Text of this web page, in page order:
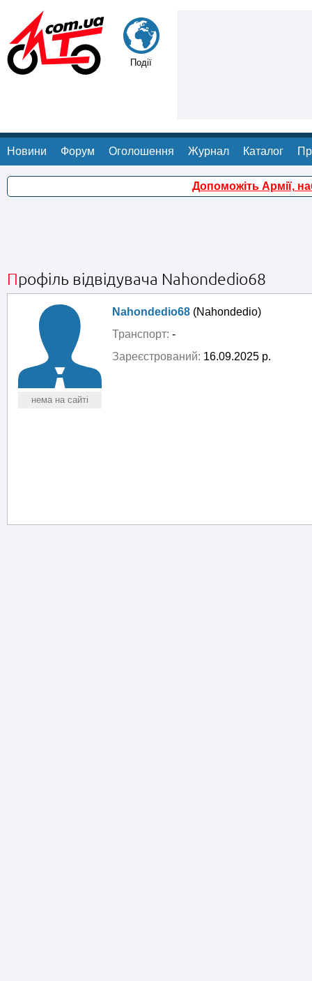
Події
Новини Форум Оголошення Журнал Каталог
Допоможіть Армії,
Профіль відвідувача Nahondedio68
нема на сайті
Nahondedio68 (Nahondedio)
Транспорт: -
Зареєстрований: 16.09.2025 р.